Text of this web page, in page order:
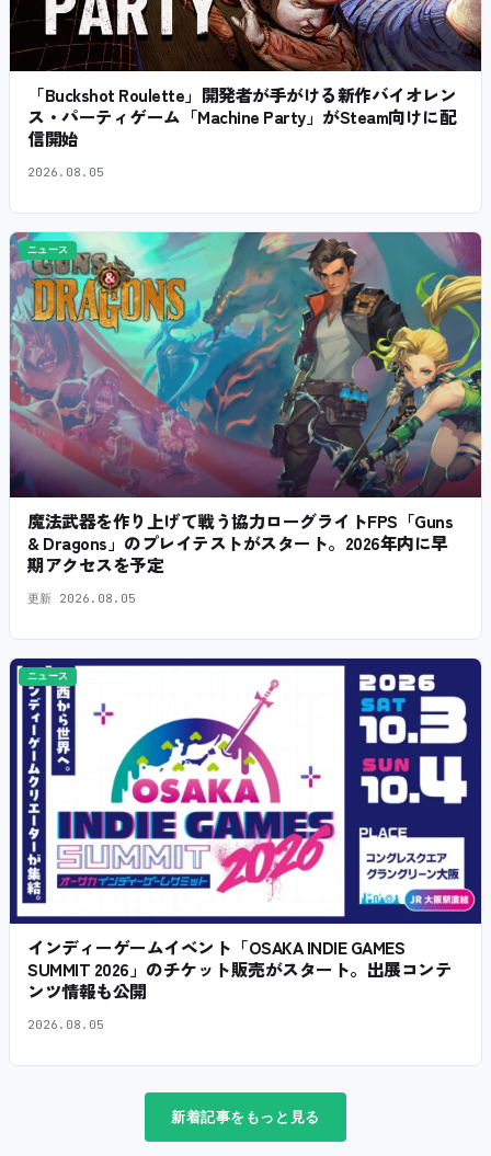
「Buckshot Roulette」開発者が手がける新作バイオレン
ス・パーティゲーム「Machine Party」がSteam向けに配
信開始
2026.08.05
ニュース
魔法武器を作り上げて戦う協力ローグライトFPS「Guns
& Dragons」のプレイテストがスタート。2026年内に早
期アクセスを予定
更新 2026.08.05
ニュース
インディーゲームイベント「OSAKA INDIE GAMES
SUMMIT 2026」のチケット販売がスタート。出展コンテ
ンツ情報も公開
2026.08.05
新着記事をもっと見る